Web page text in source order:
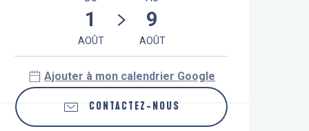
1
AOÛT
9
AOÛT
Ajouter à mon calendrier Google
CONTACTEZ-NOUS